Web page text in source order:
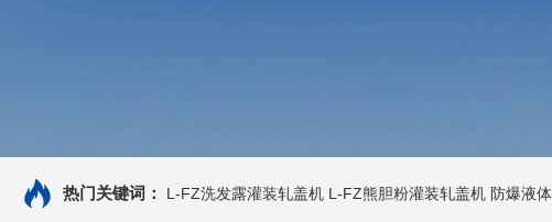
热门关键词： L-FZ洗发露灌装轧盖机 L-FZ熊胆粉灌装轧盖机 防爆液